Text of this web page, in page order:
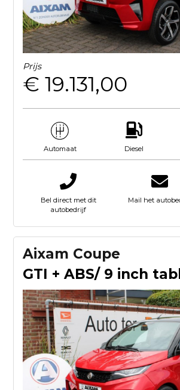
Prijs
€ 19.131,00
Automaat Diesel
Bel direct met dit
autobedrijf
Mail het
Aixam Coupe